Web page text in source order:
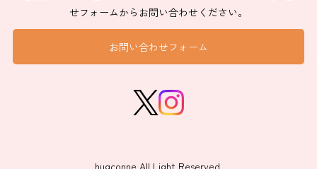
せフォームからお問い合わせください。
お問い合わせフォーム
hugconne All Light Reserved.